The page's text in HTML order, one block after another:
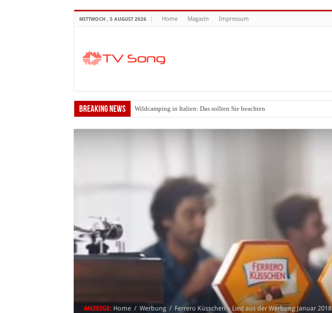
MITTWOCH , 5 AUGUST 2026 Home Magazin Impressum
Breaking News Wildcamping in Italien: Das sollten Sie beachten
ANZEIGE: Home / Werbung / Ferrero Küsschen – Lied aus der Werbung Januar 2018